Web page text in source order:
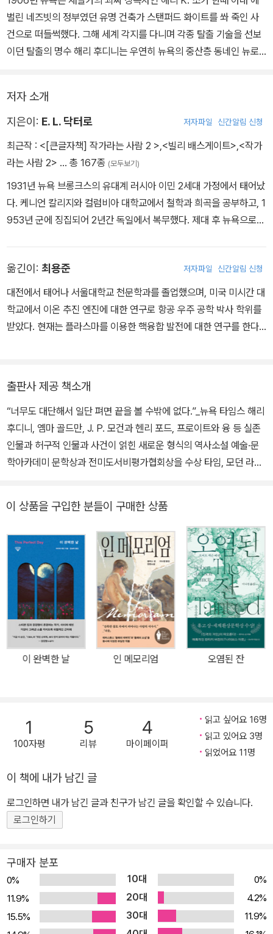
벌린 네즈빗의 정부였던 유명 건축가 스탠퍼드 화이트를 쏴 죽인 사
건으로 떠들썩했다. 그해 세계 각지를 다니며 각종 탈출 기술을 선보
이던 탈출의 명수 해리 후디니는 우연히 뉴욕의 중산층 동네인 뉴로
디니의 방문 이후 소년의 아버지는 남극 탐험을 떠나고, 어머니는 집
뒤뜰에 파묻혀 있던 갓 태어난 흑인 아기를 발견해 아기와 산모인 세
면회하고 오다가 충동적으로 차를 돌려 이민자들이 모여 사는 빈민가
를 찾아 하얀 종이에 실루엣 그림을 만들어 파는 사회주의 예술가 타
테와 그의 딸을 만나게 된다. 그들 삶에 끼어드는 일에서 새롭게 낙을
얻게 된 에벌린과 그런 그녀를 쫓아다니던 외삼촌은 무정부주의자인
옘마 골드만의 강연 이후 극적으로 조우하게 된다.
면에서 놀라운 성과를 이루어놓았다. 이런 와중에 흑인 아기의 아빠
인 래그타임 연주자인 콜하우스 워커 주니어가 소년의 집을 찾아오게
되면서 이들 가족은 인종차별에 무력으로 항거하는 콜하우스의 투쟁
에 휘말리게 되는데……
저자 소개
지은이: E. L. 닥터로 저자파일 신간알림 신청
최근작 : <[큰글자책] 작가라는 사람 2 > <빌리 배스게이트> <작가
라는 사람 2> … 총 167종 (모두보기)
1931년 뉴욕 브롱크스의 유대계 러시아 이민 2세대 가정에서 태어났
다. 케니언 칼리지와 컬럼비아 대학교에서 철학과 희곡을 공부하고, 1
953년 군에 징집되어 2년간 독일에서 복무했다. 제대 후 뉴욕으로
잡지사와 출판사에서 편집자로 일하며 이언 플레밍 등과 작업했다. 1
969년 본격적으로 창작활동에 몰입해 2년 후 ‘로젠버그 부부 스파이
사건’을 소재로 한 『다니엘서』를 출간한다. 1975년 『래그타임』이 출
간 첫해 20만 부 이상 판매되는 성공을 거두었고, 1989년 『빌리 배
포크너상 두 차례를 수상했고, 1998년 국가인문학훈장, 2002년 케
니언 리뷰상(최초 수상자)을 받았다. 2012년 뉴욕주 작가 명예의전
당에 이름을 올렸고, 2013년 미국 예술문학아카데미 최고 권위의 상
인 골드메달을 받았다. 예일, 프린스턴, 뉴욕 대학교 교수를 역임했으
며, 생전에는 꾸준히 노벨문학상 후보로 거론되었다. 폐암으로 투병
옮긴이: 최용준 저자파일 신간알림 신청
대전에서 태어나 서울대학교 천문학과를 졸업했으며, 미국 미시간 대
학교에서 이온 추진 엔진에 대한 연구로 항공 우주 공학 박사 학위를
받았다. 현재는 플라스마를 이용한 핵융합 발전에 대한 연구를 한다.
냐가》, 루이스 캐럴의 《이상한 나라의 엘리스》, 제임스 매튜 배리의
《피터 팬》 등이 있다. 헨리 페트로스키의 《이 세상을 다시 만들자》로
제17회 과학 기술 도서상 번역 부문을 수상했다. 시공사의 ‘그리폰 북
스’, 열린책들의 ‘경계 소설선’, 샘터사의 ‘외국 소설선’을 기획했다.
출판사 제공 책소개
“너무도 대단해서 일단 펴면 끝을 볼 수밖에 없다.”_뉴욕 타임스 해리
후디니, 옘마 골드만, J. P. 모건과 헨리 포드, 프로이트와 융 등 실존
인물과 허구적 인물과 사건이 얽힌 새로운 형식의 역사소설 예술·문
학아카데미 문학상과 전미도서비평가협회상을 수상 타임, 모던 라이
으로 1975년 출간 첫해 양장본으로만 20만 부 이상 판매되는 큰 성
공을 거두고 이후 영화와 뮤지컬로 제작되어 지금까지 큰 인기를 끌
고 있는 작품이다. 『래그타임』은 20세기의 여명부터 1차세계대전 직
전까지를 다룬 새로운 형식의 역사소설이다. 해리 후디니, 에벌린 네
즈빗, 스탠퍼드 화이트, J. P. 모건, 헨리 포드와 옘마 골드만 등의 실
존인물을 허구적 인물과 사건에 엮어 20세기 초, 미국 사회 전 분야
에서 이루어진 변혁의 순간을 조명했다. 작품의 제목인 ‘래그타임’은
재즈의 전신이자 스콧 재플린이 완성한 왼손으로는 규칙적인 리듬을,
오른손으로는 빠르고 힘찬 당김음을 연주하는 방식의 피아노 음악이
다. 이를 통해 누군가는 여전히 19세기적 가치관으로 관성적 삶을 살
노동자 등의 약자를 성장의 동력으로 취했던 ‘걸레(rag)’ 같은 ‘시대
(time)’의 어두운 이면을 고발하기도 한다. 작품 소개 “사람들이 사실
을 원한다면, 나는 그 사실을 그들이 결코 본 적 없는 방식으로 보여줄
가들의 찬사와 대중적인 인기를 동시에 누리고 있는 작가이다. 사회
와 정치 문제에 관심을 가지고 전통적인 소설의 한계를 인식하여 다
양한 스타일 실험을 추구해 노벨문학상 후보로 주목받고 있다. 미국
이 사건’을 소설로 재구성한 『다니엘서』(1971)를 통해 미국 역사의
냉철한 기록자로 자리매김했다. 세번째 작품인 『래그타임』에서는 19
세기 말 20세기 초, 소위 ‘진보 시대’(1890~1920년대)라 불린 대변
혁의 시기를 조명했다. 미국 사회는 남북전쟁 이후 공화당이 장기집
이 상품을 구입한 분들이 구매한 상품
이 완벽한 날 인 메모리엄 오염된 잔
1
100자평
5
리뷰
4
마이페이퍼
읽고 싶어요 16명
읽고 있어요 3명
읽었어요 11명
이 책에 내가 남긴 글
로그인하면 내가 남긴 글과 친구가 남긴 글을 확인할 수 있습니다.
로그인하기
구매자 분포
0% 10대
0%
11.9%
20대
4.2%
15.5%
30대
11.9%